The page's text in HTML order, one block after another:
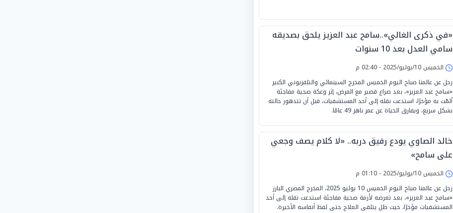
«في ذكرى الغالي»..سامح عبد العزيز يلحق بصديقه
سامي العدل بعد 10 سنوات
الخميس 10/يوليو/2025 - 02:40 م
رحل عن عالمنا صباح اليوم الخميس المخرج السينمائي والتلفزيوني الكبير
«سامح عبد العزيز»، بعد صراع قصير مع المرض، إثر وعكة صحية مفاجئة
ألمّت به مؤخرًا، استدعت نقله إلى أحد المستشفيات، قبل أن تتدهور حالته
بشكل سريع، ويفارق الحياة عن عمر ناهز 49 عامًا.
خالد الصاوي يودع رفيق دربه.. «لا كلام يصف وجعي
على سامح»
الخميس 10/يوليو/2025 - 01:10 م
رحل عن عالمنا صباح اليوم الخميس 10 يوليو 2025، المخرج المصري البارز
«سامح عبد العزيز»، بعد تعرضه لأزمة صحية مفاجئة استدعت نقله إلى أحد
المستشفيات مؤخرًا، حيث ظل يتلقى العلاج حتى لفظ أنفاسه الأخيرة.